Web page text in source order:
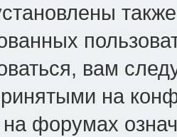
вам
на
на форумах